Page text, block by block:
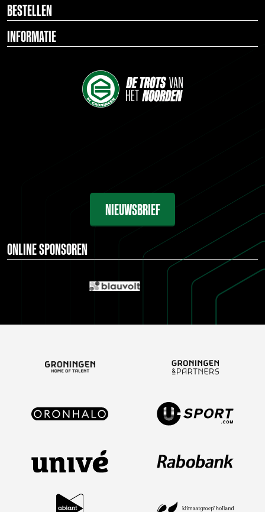
BESTELLEN
INFORMATIE
NIEUWSBRIEF
ONLINE SPONSOREN